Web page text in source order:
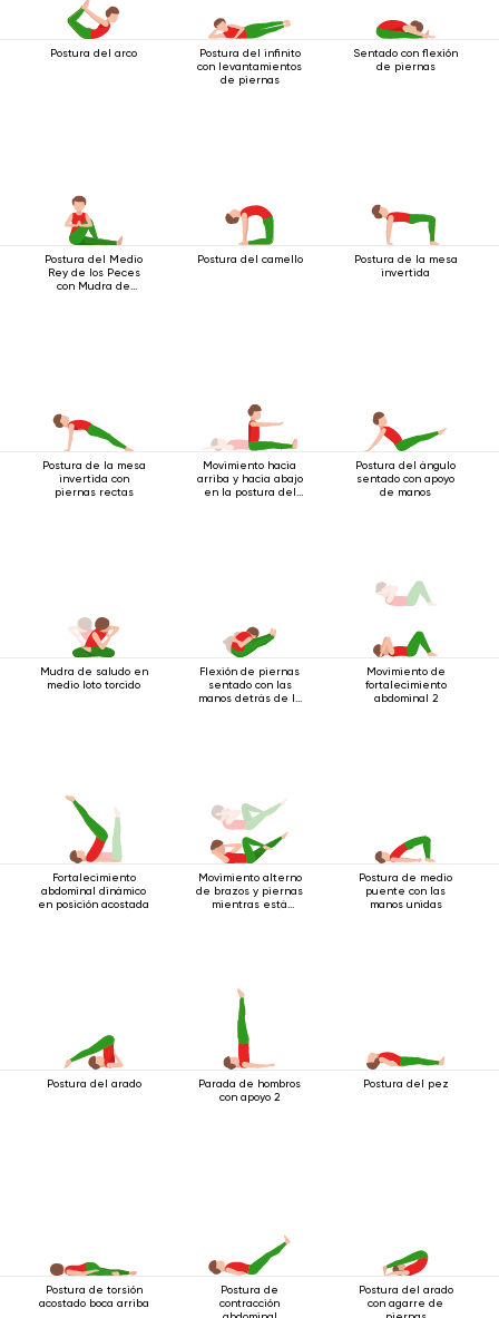
Postura del arco
Postura del infinito
con levantamientos
de piernas
Sentado con flexión
de piernas
Postura del Medio
Rey de los Peces
con Mudra de
Postura del camello
Postura de la mesa
invertida
Postura de la mesa
invertida con
piernas rectas
Movimiento hacia
arriba y hacia abajo
en la postura del
Postura del ángulo
sentado con apoyo
de manos
Mudra de saludo en
medio loto torcido
Flexión de piernas
sentado con las
manos detrás de la
Movimiento de
fortalecimiento
abdominal 2
Fortalecimiento
abdominal dinámico
en posición acostada
Movimiento alterno
de brazos y piernas
mientras está
Postura de medio
puente con las
manos unidas
Postura del arado
Parada de hombros
con apoyo 2
Postura del pez
Postura de torsión
acostado boca arriba
Postura de
contracción
Postura del arado
con agarre de